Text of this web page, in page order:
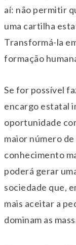
aí: não permitir
uma cartilha
Transformá-la
formação
Se for possível
encargo estatal
oportunidade
maior número
conhecimento
poderá gerar
sociedade que,
mais aceitar a
dominam as